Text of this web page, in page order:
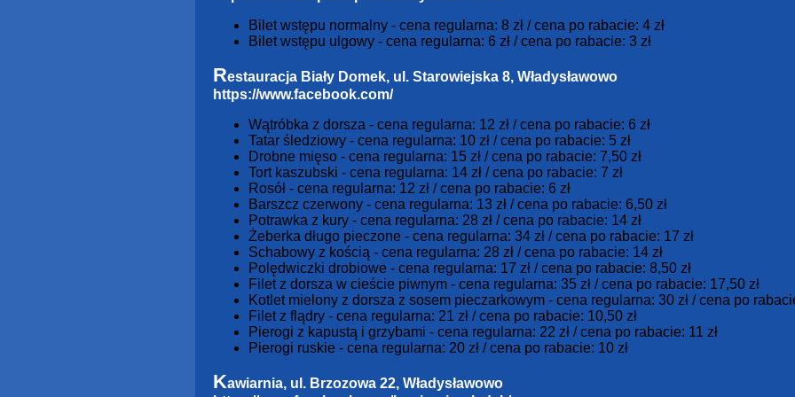
Bilet wstępu normalny - cena regularna: 8 zł / cena po rabacie: 4 zł
Bilet wstępu ulgowy - cena regularna: 6 zł / cena po rabacie: 3 zł
Restauracja Biały Domek, ul. Starowiejska 8, Władysławowo
https://www.facebook.com/
Wątróbka z dorsza - cena regularna: 12 zł / cena po rabacie: 6 zł
Tatar śledziowy - cena regularna: 10 zł / cena po rabacie: 5 zł
Drobne mięso - cena regularna: 15 zł / cena po rabacie: 7,50 zł
Tort kaszubski - cena regularna: 14 zł / cena po rabacie: 7 zł
Rosół - cena regularna: 12 zł / cena po rabacie: 6 zł
Barszcz czerwony - cena regularna: 13 zł / cena po rabacie: 6,50 zł
Potrawka z kury - cena regularna: 28 zł / cena po rabacie: 14 zł
Żeberka długo pieczone - cena regularna: 34 zł / cena po rabacie: 17 zł
Schabowy z kością - cena regularna: 28 zł / cena po rabacie: 14 zł
Polędwiczki drobiowe - cena regularna: 17 zł / cena po rabacie: 8,50 zł
Filet z dorsza w cieście piwnym - cena regularna: 35 zł / cena po rabacie: 17,50 zł
Kotlet mielony z dorsza z sosem pieczarkowym - cena regularna: 30 zł / cena po
Filet z flądry - cena regularna: 21 zł / cena po rabacie: 10,50 zł
Pierogi z kapustą i grzybami - cena regularna: 22 zł / cena po rabacie: 11 zł
Pierogi ruskie - cena regularna: 20 zł / cena po rabacie: 10 zł
Kawiarnia, ul. Brzozowa 22, Władysławowo